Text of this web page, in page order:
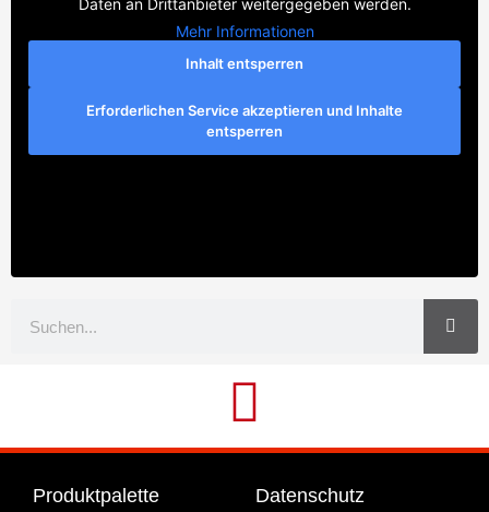
Daten an Drittanbieter weitergegeben werden.
Mehr Informationen
Inhalt entsperren
Erforderlichen Service akzeptieren und Inhalte
entsperren
Produktpalette Datenschutz